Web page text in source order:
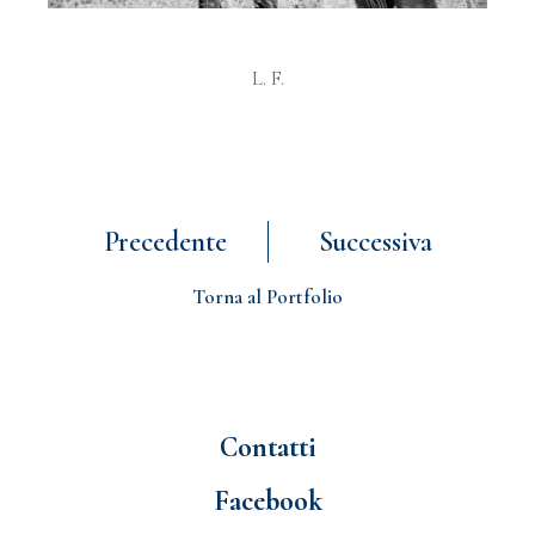
L. F.
Precedente Successiva
Torna al Portfolio
Contatti
Facebook